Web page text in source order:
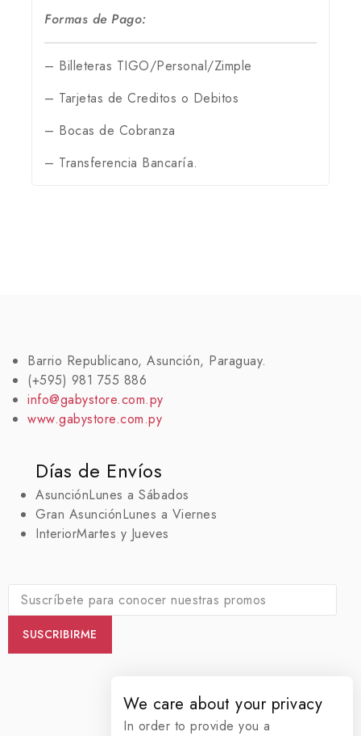
Formas de Pago:
– Billeteras TIGO/Personal/Zimple
– Tarjetas de Creditos o Debitos
– Bocas de Cobranza
– Transferencia Bancaría.
Barrio Republicano, Asunción, Paraguay.
(+595) 981 755 886
info@gabystore.com.py
www.gabystore.com.py
Días de Envíos
AsunciónLunes a Sábados
Gran AsunciónLunes a Viernes
InteriorMartes y Jueves
We care about your privacy
In order to provide you a